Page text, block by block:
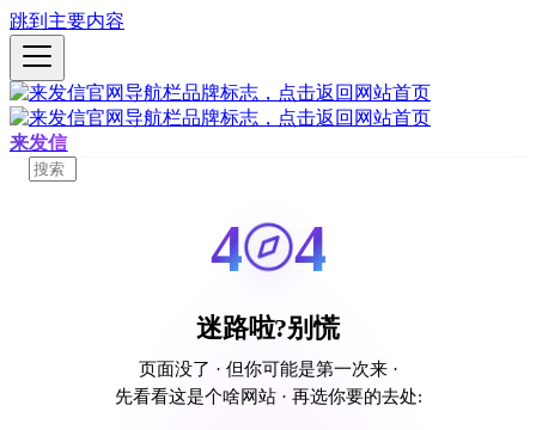
跳到主要内容
来发信
4 4
迷路啦?别慌
页面没了 · 但你可能是第一次来 ·
先看看这是个啥网站 · 再选你要的去处: